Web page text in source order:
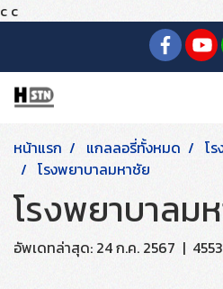
c c
หน้าแรก แกลลอรี่ทั้งหมด
โ
โรงพยาบาลมหาชัย
โรงพยาบาลม
อัพเดทล่าสุด: 24 ก.ค. 2567 |